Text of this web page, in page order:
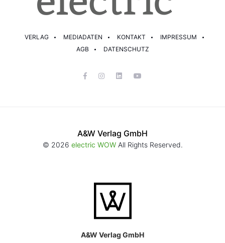
VERLAG MEDIADATEN KONTAKT
IMPRESSUM
AGB
DATENSCHUTZ
A&W Verlag GmbH
© 2026 electric WOWAll Rights Reserved.
A&W Verlag GmbH